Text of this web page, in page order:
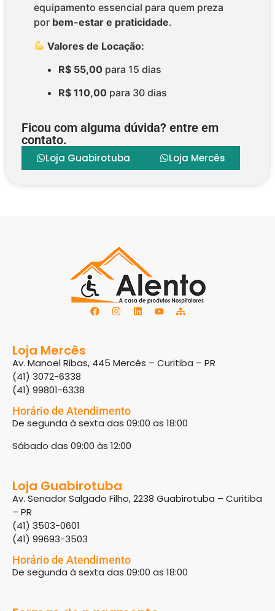
equipamento essencial para quem preza
por bem-estar e praticidade.
Valores de Locação:
R$ 55,00 para 15 dias
R$ 110,00 para 30 dias
Ficou com alguma dúvida? entre em
contato.
Loja Guabirotuba Loja Mercês
Loja Mercês
Av. Manoel Ribas, 445 Mercês – Curitiba – PR
(41) 3072-6338
(41) 99801-6338
Horário de Atendimento
De segunda à sexta das 09:00 as 18:00
Sábado das 09:00 às 12:00
Loja Guabirotuba
Av. Senador Salgado Filho, 2238 Guabirotuba – Curitiba
– PR
(41) 3503-0601
(41) 99693-3503
Horário de Atendimento
De segunda à sexta das 09:00 as 18:00